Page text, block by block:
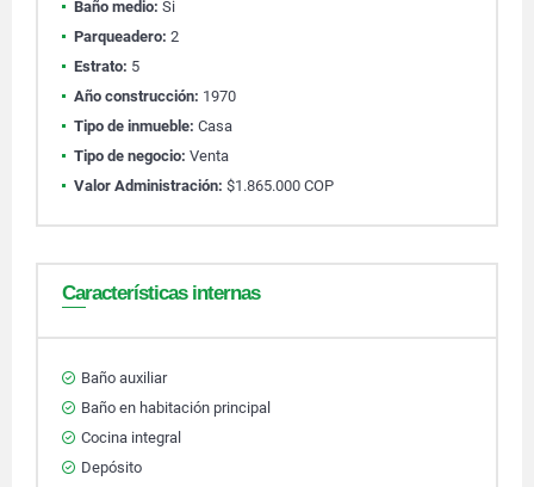
Baño medio: Si
Parqueadero: 2
Estrato: 5
Año construcción: 1970
Tipo de inmueble: Casa
Tipo de negocio: Venta
Valor Administración: $1.865.000 COP
Características internas
Baño auxiliar
Baño en habitación principal
Cocina integral
Depósito